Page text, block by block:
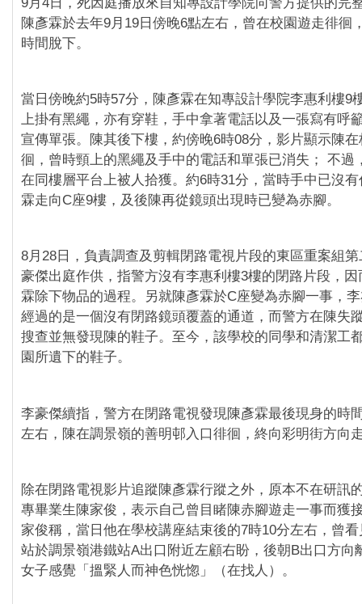
陳彥霖於去年9月19日傍晚6點左右，曾在校園遊走徘徊
時間脫下。
當日傍晚約5時57分，陳彥霖在知專設計學院李惠利樓9
上掛有黑繩，亦有穿鞋，手中拿著電話以及一張寫有呼
宣傳單張。陳其後下樓，約傍晚6時08分，影片顯示陳
徊，曾時頸上的黑繩及手中的電話和單張已消失； 不過
在同樓層平台上被人拾獲。約6時31分，當時手中已沒
霖走向C座9樓，及後陳再從鏡頭出現時已變為赤腳。
8月28日，負責調查及剪輯閉路電視片段的東區重案組
豪傑出庭作供，指警方沒有李惠利樓3樓的閉路片段，
霖除下物品的過程。另就陳彥霖於C座變為赤腳一事，
經過的是一個沒有閉路鏡頭覆蓋的通道，而警方在陳失
搜查並無發現陳的鞋子。至今，該學校的同學和清潔工
園所遺下的鞋子。
李豪傑續指，警方在閉路電視發現陳彥霖最後現身的時
左右，陳在調景嶺的善明邨入口徘徊，終向彩明街方向
除在閉路電視影片追蹤陳彥霖行蹤之外，原本不在研訊
專畢業生陳家俊，表示自己曾目睹陳赤腳遊走一事而獲
家俊稱，當日他在學校講座結束後的7時10分左右，曾
站於調景嶺港鐵站A出口附近左顧右盼，後朝B出口方向
女子感覺「搵緊人而神色恍惚」（在找人）。